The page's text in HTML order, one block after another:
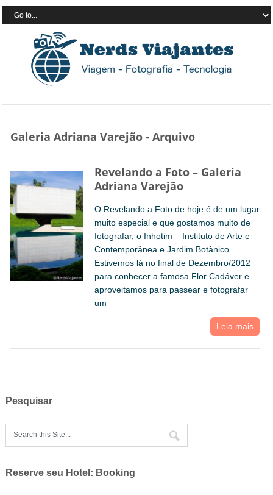
Galeria Adriana Varejão - Arquivo
Revelando a Foto – Galeria
Adriana Varejão
O Revelando a Foto de hoje é de um lugar
muito especial e que gostamos muito de
fotografar, o Inhotim – Instituto de Arte e
Contemporânea e Jardim Botânico.
Estivemos lá no final de Dezembro/2012
para conhecer a famosa Flor Cadáver e
aproveitamos para passear e fotografar
um
Leia mais
Pesquisar
Reserve seu Hotel: Booking